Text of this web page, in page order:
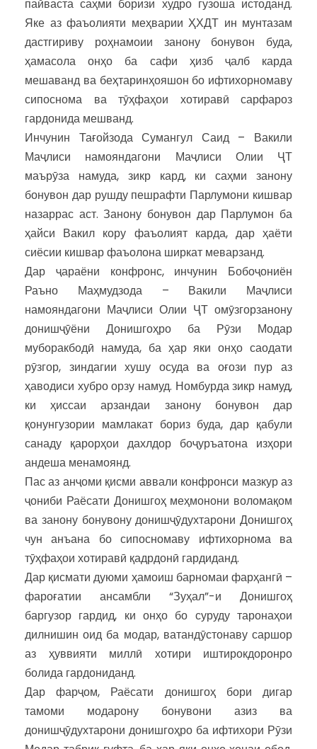
пайваста саҳми боризи худро гузоша истоданд.
Яке аз фаъолияти меҳварии ҲХДТ ин мунтазам
дастгириву роҳнамоии занону бонувон буда,
ҳамасола онҳо ба сафи ҳизб ҷалб карда
мешаванд ва беҳтаринҳояшон бо ифтихорномаву
сипоснома ва тӯҳфаҳои хотиравӣ сарфароз
гардонида мешванд.
Инчунин Тағойзода Сумангул Саид – Вакили
Маҷлиси намояндагони Маҷлиси Олии ҶТ
маърӯза намуда, зикр кард, ки саҳми занону
бонувон дар рушду пешрафти Парлумони кишвар
назаррас аст. Занону бонувон дар Парлумон ба
ҳайси Вакил кору фаъолият карда, дар ҳаёти
сиёсии кишвар фаъолона ширкат меварзанд.
Дар ҷараёни конфронс, инчунин Бобоҷониён
Раъно Маҳмудзода – Вакили Маҷлиси
намояндагони Маҷлиси Олии ҶТ омӯзгорзанону
донишҷӯёни Донишгоҳро ба Рӯзи Модар
муборакбодӣ намуда, ба ҳар яки онҳо саодати
рӯзгор, зиндагии хушу осуда ва оғози пур аз
ҳаводиси хубро орзу намуд. Номбурда зикр намуд,
ки ҳиссаи арзандаи занону бонувон дар
қонунгузории мамлакат бориз буда, дар қабули
санаду қарорҳои дахлдор боҷуръатона изҳори
андеша менамоянд.
Пас аз анҷоми қисми аввали конфронси мазкур аз
ҷониби Раёсати Донишгоҳ меҳмонони воломақом
ва занону бонувону донишҷӯдухтарони Донишгоҳ
чун анъана бо сипосномаву ифтихорнома ва
тӯҳфаҳои хотиравӣ қадрдонӣ гардиданд.
Дар қисмати дуюми ҳамоиш барномаи фарҳангӣ –
фароғатии ансамбли “Зуҳал”-и Донишгоҳ
баргузор гардид, ки онҳо бо суруду таронаҳои
дилнишин оид ба модар, ватандӯстонаву саршор
аз ҳуввияти миллӣ хотири иштирокдоронро
болида гардониданд.
Дар фарҷом, Раёсати донишгоҳ бори дигар
тамоми модарону бонувони азиз ва
донишҷӯдухтарони донишгоҳро ба ифтихори Рӯзи